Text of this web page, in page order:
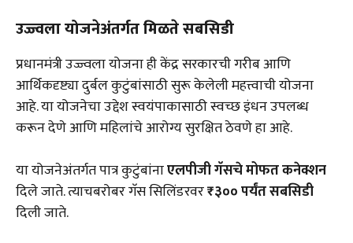
उज्ज्वला योजनेअंतर्गत मिळते सबसिडी
प्रधानमंत्री उज्ज्वला योजना ही केंद्र सरकारची गरीब आणि
आर्थिकदृष्ट्या दुर्बल कुटुंबांसाठी सुरू केलेली महत्त्वाची योजना
आहे. या योजनेचा उद्देश स्वयंपाकासाठी स्वच्छ इंधन उपलब्ध
करून देणे आणि महिलांचे आरोग्य सुरक्षित ठेवणे हा आहे.
या योजनेअंतर्गत पात्र कुटुंबांनाएलपीजी गॅसचे मोफत कनेक्शन
दिले जाते. त्याचबरोबर गॅस सिलिंडरवर₹३०० पर्यंत सबसिडी
दिली जाते.